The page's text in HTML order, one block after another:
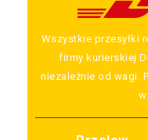
Wszystkie przesyłki
firmy kurierskiej
niezależnie od wagi.